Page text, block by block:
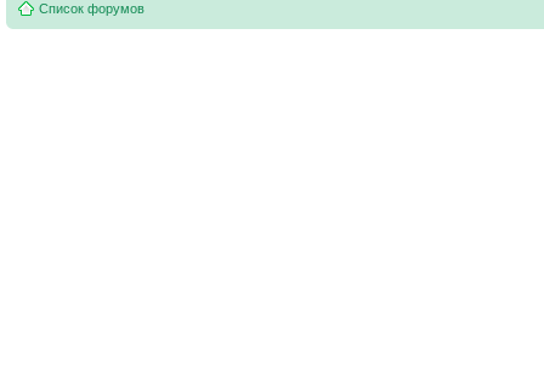
Список форумов